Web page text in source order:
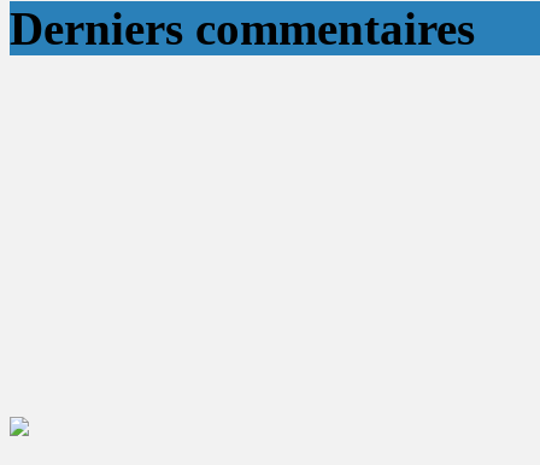
Derniers commentaires